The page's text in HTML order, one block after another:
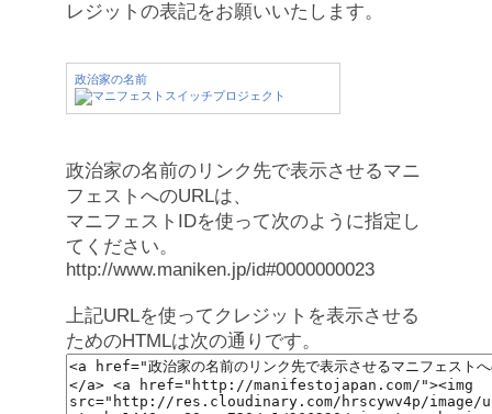
レジットの表記をお願いいたします。
政治家の名前
政治家の名前のリンク先で表示させるマニ
フェストへのURLは、
マニフェストIDを使って次のように指定し
てください。
http://www.maniken.jp/id#0000000023
上記URLを使ってクレジットを表示させる
ためのHTMLは次の通りです。